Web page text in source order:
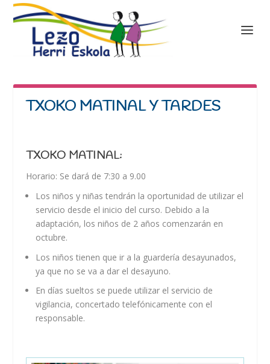
TXOKO MATINAL Y TARDES
TXOKO MATINAL:
Horario: Se dará de 7:30 a 9.00
Los niños y niñas tendrán la oportunidad de utilizar el
servicio desde el inicio del curso. Debido a la
adaptación, los niños de 2 años comenzarán en
octubre.
Los niños tienen que ir a la guardería desayunados,
ya que no se va a dar el desayuno.
En días sueltos se puede utilizar el servicio de
vigilancia, concertado telefónicamente con el
responsable.